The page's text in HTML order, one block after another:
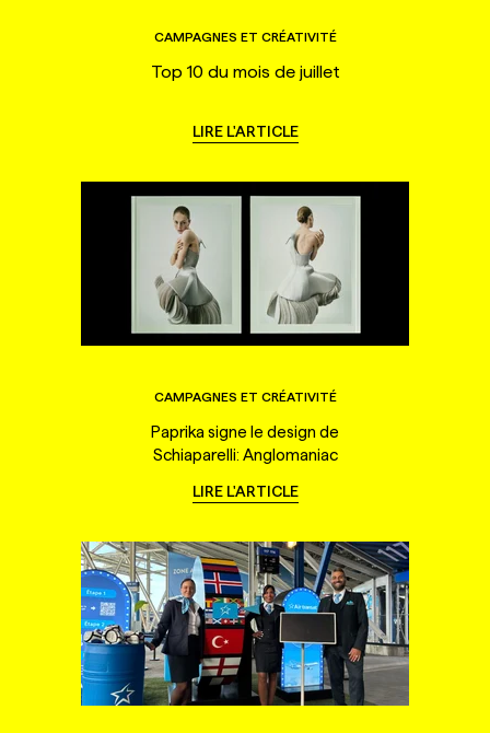
CAMPAGNES ET CRÉATIVITÉ
Top 10 du mois de juillet
LIRE L'ARTICLE
CAMPAGNES ET CRÉATIVITÉ
Paprika signe le design de
Schiaparelli: Anglomaniac
LIRE L'ARTICLE